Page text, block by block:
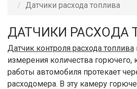
Датчики расхода топлива
ДАТЧИКИ РАСХОДА
Датчик контроля расхода топлива
измерения количества горючего,
работы автомобиля протекает
расходомера. В эту камеру